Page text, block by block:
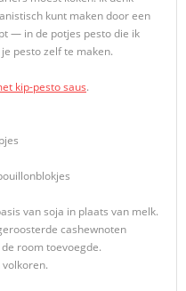
kunt maken door een
— in de potjes pesto die ik
pesto zelf te maken.
kip-pesto saus.
van soja in plaats van melk.
cashewnoten
room toevoegde.